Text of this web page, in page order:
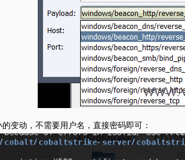
变动，不需要用户名，直接密码即可：